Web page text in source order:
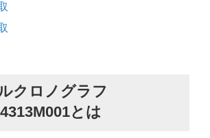
クロノグラフ
とは